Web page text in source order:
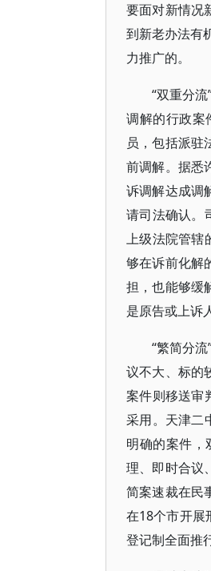
要面对新情况
到新老办法有
力推广的。
“双重分
调解的行政案
员，包括派驻
前调解。据悉
诉调解达成调
请司法确认。
上级法院管辖
够在诉前化解
担，也能够缓
是原告或上诉
“繁简分
议不大、标的
案件则移送审
采用。天津二
明确的案件，
理、即时合议
简案速裁在民
在18个市开展
登记制全面推